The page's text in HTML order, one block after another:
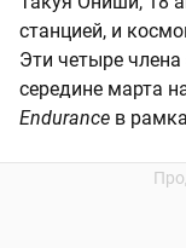
станцией, и
Эти четыре
середине марта
Endurance в